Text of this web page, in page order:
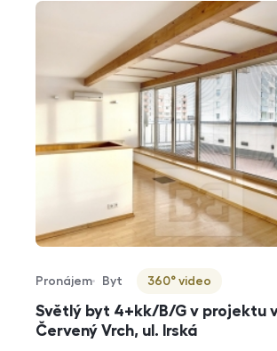
Světlý byt 4+kk/B/G v projektu
Červený Vrch, ul. Irská
Typ nabídky
Pronájem
Typ nemovitosti
Byt
Virtuální prohlídka
360° video